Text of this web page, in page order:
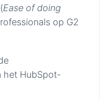
Ease of doing
op G2
het HubSpot-